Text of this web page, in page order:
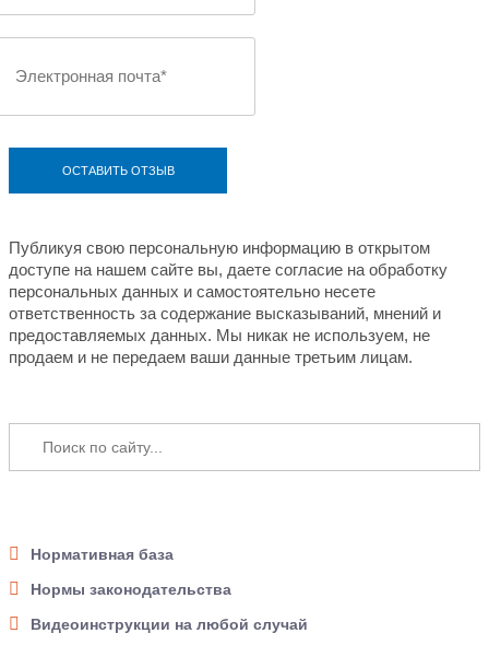
Публикуя свою персональную информацию в открытом
доступе на нашем сайте вы, даете согласие на обработку
персональных данных и самостоятельно несете
ответственность за содержание высказываний, мнений и
предоставляемых данных. Мы никак не используем, не
продаем и не передаем ваши данные третьим лицам.
Нормативная база
Нормы законодательства
Видеоинструкции на любой случай